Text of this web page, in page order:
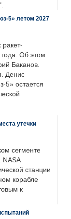
5» летом 2027
ракет-
Об этом
Баканов.
Денис
5» остается
утечки
сегменте
NASA
станции
корабле
к